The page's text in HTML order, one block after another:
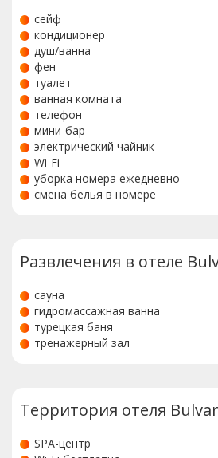
сейф
кондиционер
душ/ванна
фен
туалет
ванная комната
телефон
мини-бар
электрический чайник
Wi-Fi
уборка номера ежедневно
смена белья в номере
Развлечения в отеле
сауна
гидромассажная ванна
турецкая баня
тренажерный зал
Территория отеля
SPA-центр